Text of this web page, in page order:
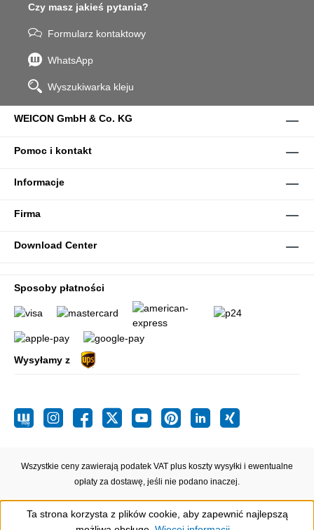
Czy masz jakieś pytania?
Formularz kontaktowy
WhatsApp
Wyszukiwarka kleju
WEICON GmbH & Co. KG
Pomoc i kontakt
Informacje
Firma
Download Center
Sposoby płatności
Wysyłamy z
Wszystkie ceny zawierają podatek VAT plus koszty wysyłki i ewentualne
opłaty za dostawę, jeśli nie podano inaczej.
Ta strona korzysta z plików cookie, aby zapewnić najlepszą